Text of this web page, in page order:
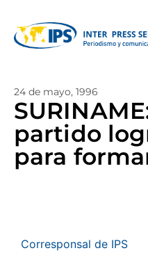
24 de mayo, 1996
partido
para
Corresponsal de IPS